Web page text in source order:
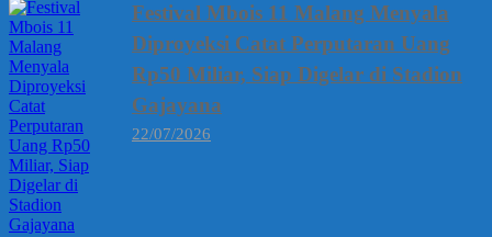
Festival Mbois 11 Malang Menyala
Diproyeksi Catat Perputaran Uang
Rp50 Miliar, Siap Digelar di Stadion
Gajayana
22/07/2026